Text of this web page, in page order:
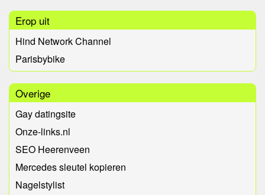
Erop uit
Hind Network Channel
Parisbybike
Overige
Gay datingsite
Onze-links.nl
SEO Heerenveen
Mercedes sleutel kopieren
Nagelstylist